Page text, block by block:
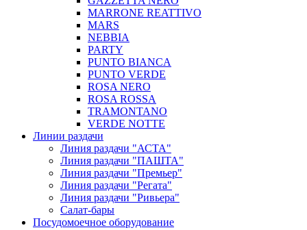
MARRONE REATTIVO
MARS
NEBBIA
PARTY
PUNTO BIANCA
PUNTO VERDE
ROSA NERO
ROSA ROSSA
TRAMONTANO
VERDE NOTTE
Линии раздачи
Линия раздачи "АСТА"
Линия раздачи "ПАШТА"
Линия раздачи "Премьер"
Линия раздачи "Регата"
Линия раздачи "Ривьера"
Салат-бары
Посудомоечное оборудование